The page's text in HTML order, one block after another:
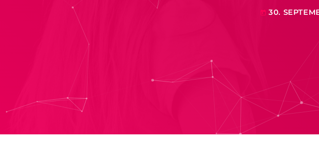
today 30.